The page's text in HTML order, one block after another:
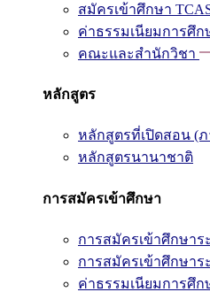
สมัครเข้าศึกษา
ค่าธรรมเนียมการศึก
คณะและสำนักวิชา
หลักสูตร
หลักสูตรที่เปิดสอน (
หลักสูตรนานาชาติ
การสมัครเข้าศึกษา
การสมัครเข้าศึกษ
การสมัครเข้าศึกษา
ค่าธรรมเนียมการศึก